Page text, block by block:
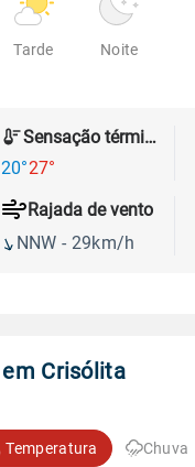
Tarde Noite
Sensação térmica
20°27°
Rajada de vento
NNW - 29km/h
Crisólita
Temperatura Chuva